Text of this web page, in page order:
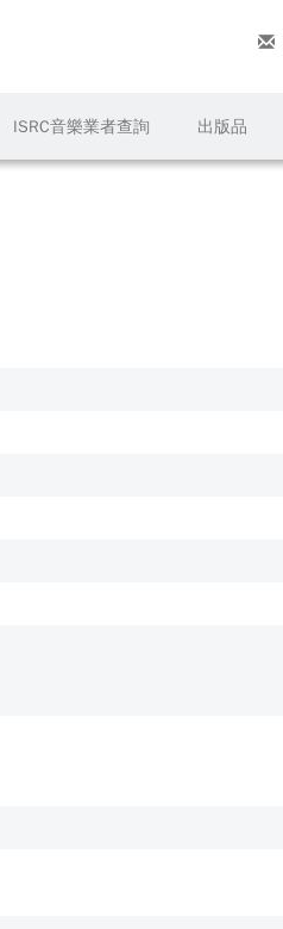
ISRC音樂業者查詢 出版品